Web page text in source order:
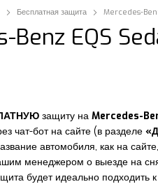
Бесплатная защита Mercedes-
Benz EQS
защиту на Mercedes-
чат-бот на сайте (в разделе
автомобиля, как на
менеджером о выезде на
будет идеально подходить